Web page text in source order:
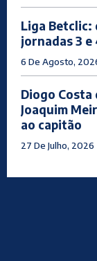
Liga
jornadas 3 e
6 De Agosto,
Diogo
Joaquim
ao capitão
27 De Julho, 2026